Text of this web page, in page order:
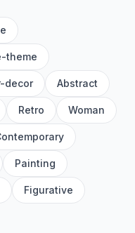
theme
decor Abstract
Retro Woman
Painting
Figurative